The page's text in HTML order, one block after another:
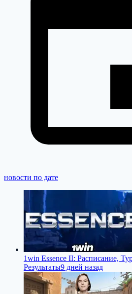
новости по дате
1win Essence II: Расписание,
Результаты9 дней назад